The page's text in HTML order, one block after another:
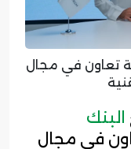
تعاون في مجال
البنك
في مجال